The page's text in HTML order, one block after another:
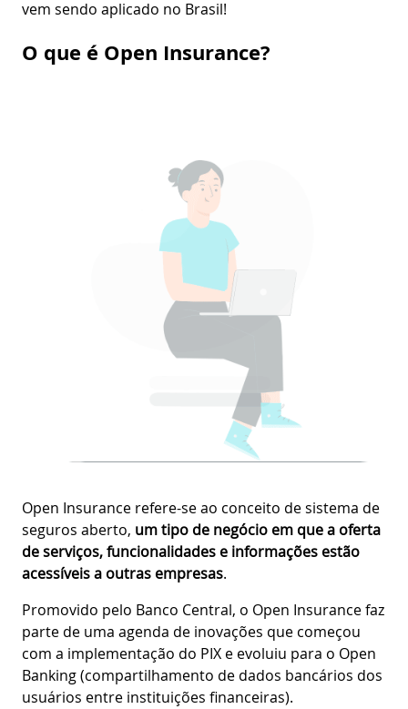
vem sendo aplicado no Brasil!
O que é Open Insurance?
Open Insurance refere-se ao conceito de sistema de
seguros aberto, um tipo de negócio em que a oferta
de serviços, funcionalidades e informações estão
acessíveis a outras empresas.
Promovido pelo Banco Central, o Open Insurance faz
parte de uma agenda de inovações que começou
com a implementação do PIX e evoluiu para o Open
Banking (compartilhamento de dados bancários dos
usuários entre instituições financeiras).